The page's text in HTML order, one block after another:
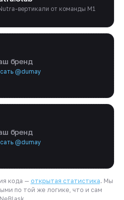
вертикали от команды M1
бренд
@dumay
бренд
@dumay
кода — открытая статистика. Мы
по той же логике, что и сам